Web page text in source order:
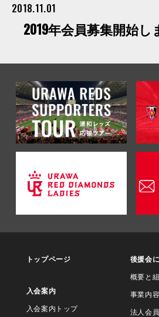
2018.11.01
2019年会員募集開始し
トップページ
入会案内
入会案内トップ
後援会
概要と
事業内容
法人会